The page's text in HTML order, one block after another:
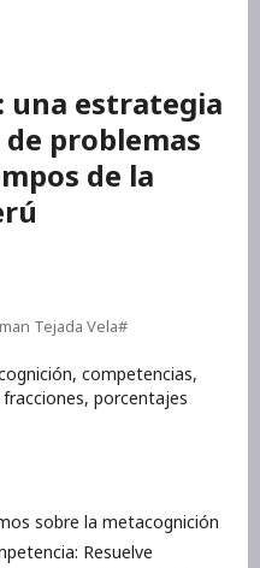
una estrategia
problemas
de la
Tejada Vela#
competencias,
porcentajes
sobre la metacognición
Resuelve